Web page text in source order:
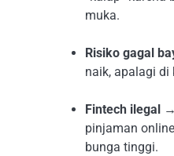
muka.
Risiko gagal
naik, apalagi di
Fintech ilegal
pinjaman
bunga tinggi.